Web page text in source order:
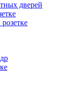
дверей